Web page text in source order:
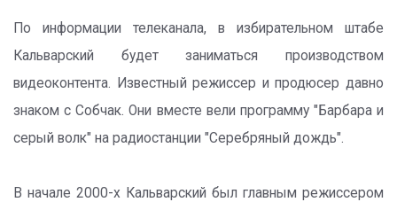
По информации телеканала, в избирательном штабе
Кальварский будет заниматься производством
видеоконтента. Известный режиссер и продюсер давно
знаком с Собчак. Они вместе вели программу "Барбара и
серый волк" на радиостанции "Серебряный дождь".
В начале 2000-х Кальварский был главным режиссером